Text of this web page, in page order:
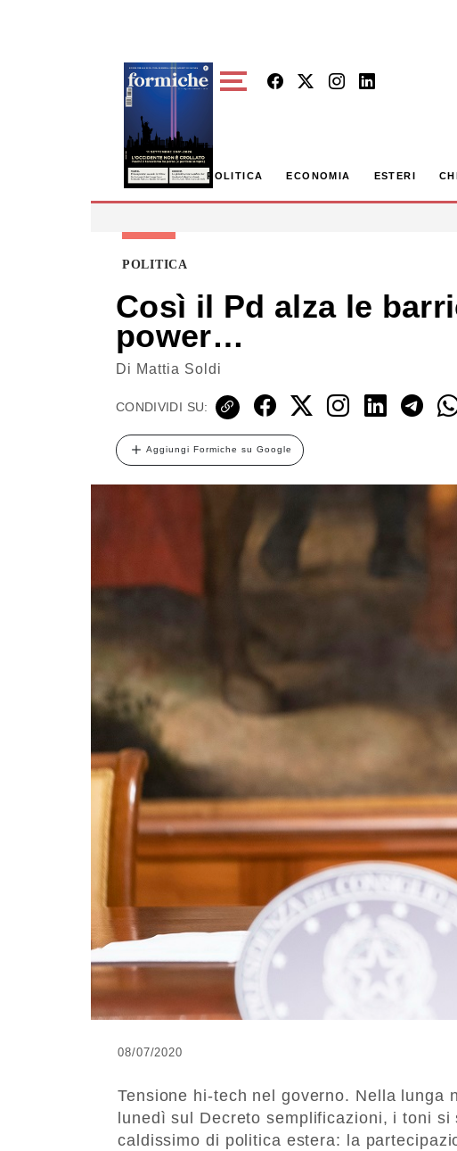
POLITICA ECONOMIA ESTERI
POLITICA
Così il Pd alza le
power…
Di Mattia Soldi
CONDIVIDI SU:
Aggiungi Formiche su Google
08/07/2020
Tensione hi-tech nel governo. Nella lunga
lunedì sul Decreto semplificazioni, i toni
caldissimo di politica estera: la